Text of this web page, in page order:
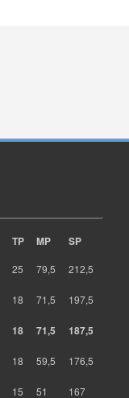
TP MP SP
25 79,5 212,5
18 71,5 197,5
18 71,5 187,5
18 59,5 176,5
15 51 167